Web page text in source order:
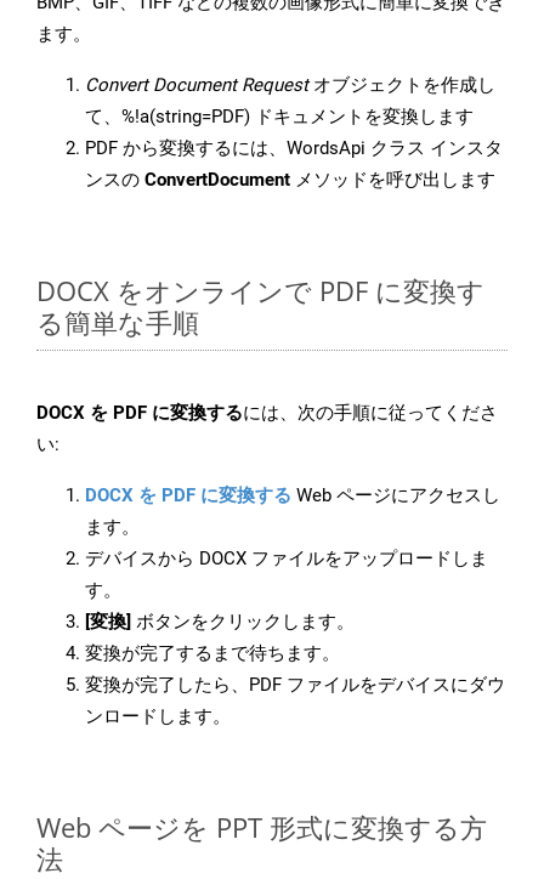
ます。
Convert Document Requestオブジェクトを作成し
て、%!a(string=PDF) ドキュメントを変換します
PDF から変換するには、WordsApi クラス インスタ
ンスの ConvertDocument メソッドを呼び出します
DOCX をオンラインで PDF に変換す
る簡単な手順
DOCX を PDF に変換するには、次の手順に従ってくださ
い:
DOCX を PDF に変換する Web ページにアクセスし
ます。
デバイスから DOCX ファイルをアップロードしま
す。
[変換] ボタンをクリックします。
変換が完了するまで待ちます。
変換が完了したら、PDF ファイルをデバイスにダウ
ンロードします。
Web ページを PPT 形式に変換する方
法